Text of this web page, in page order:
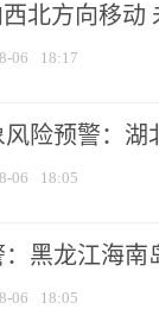
西北方向移动
06 18:17
险预警：湖
06 18:05
黑龙江海
06 18:05